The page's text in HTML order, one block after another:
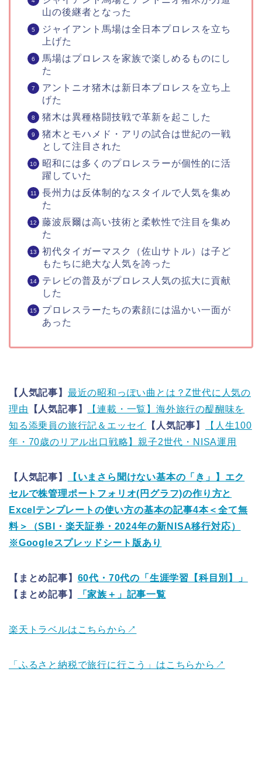
山の後継者となった
ジャイアント馬場は全日本プロレスを立ち
上げた
馬場はプロレスを家族で楽しめるものにし
た
アントニオ猪木は新日本プロレスを立ち上
げた
猪木は異種格闘技戦で革新を起こした
猪木とモハメド・アリの試合は世紀の一戦
として注目された
昭和には多くのプロレスラーが個性的に活
躍していた
長州力は反体制的なスタイルで人気を集め
た
藤波辰爾は高い技術と柔軟性で注目を集め
た
初代タイガーマスク（佐山サトル）は子ど
もたちに絶大な人気を誇った
テレビの普及がプロレス人気の拡大に貢献
した
プロレスラーたちの素顔には温かい一面が
あった
【人気記事】 最近の昭和っぽい曲とは？Z世代に人気の
理由 【人気記事】
【連載・一覧】海外旅行の醍醐味を
知る添乗員の旅行記＆エッセイ
【人気記事】
【人生100
年・70歳のリアル出口戦略】親子2世代・NISA運用
【人気記事】
【いまさら聞けない基本の「き」】エク
セルで株管理ポートフォリオ(円グラフ)の作り方と
Excelテンプレートの使い方の基本の記事4本＜全て無
料＞（SBI・楽天証券・2024年の新NISA移行対応）
※Googleスプレッドシート版あり
【まとめ記事】 60代・70代の「生涯学習【科目別】」
【まとめ記事】
「家族＋」記事一覧
楽天トラベルはこちらから↗
「ふるさと納税で旅行に行こう」はこちらから↗